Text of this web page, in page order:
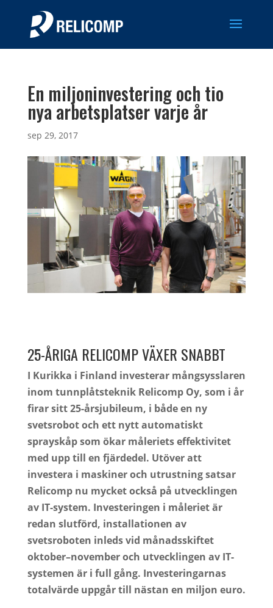
En miljoninvestering och tio
nya arbetsplatser varje år
sep 29, 2017
25-ÅRIGA RELICOMP VÄXER SNABBT
I Kurikka i Finland investerar mångsysslaren
inom tunnplåtsteknik Relicomp Oy, som i år
firar sitt 25-årsjubileum, i både en ny
svetsrobot och ett nytt automatiskt
sprayskåp som ökar måleriets effektivitet
med upp till en fjärdedel. Utöver att
investera i maskiner och utrustning satsar
Relicomp nu mycket också på utvecklingen
av IT-system. Investeringen i måleriet är
redan slutförd, installationen av
svetsroboten inleds vid månadsskiftet
oktober–november och utvecklingen av IT-
systemen är i full gång. Investeringarnas
totalvärde uppgår till nästan en miljon euro.